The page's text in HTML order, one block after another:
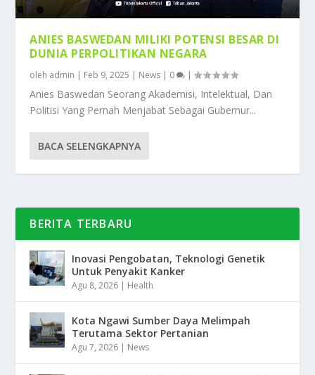
ANIES BASWEDAN MILIKI POTENSI BESAR DI
DUNIA PERPOLITIKAN NEGARA
oleh admin | Feb 9, 2025 | News | 0 |
Anies Baswedan Seorang Akademisi, Intelektual, Dan
Politisi Yang Pernah Menjabat Sebagai Gubernur...
BACA SELENGKAPNYA
BERITA TERBARU
Inovasi Pengobatan, Teknologi Genetik
Untuk Penyakit Kanker
Agu 8, 2026 | Health
Kota Ngawi Sumber Daya Melimpah
Terutama Sektor Pertanian
Agu 7, 2026 | News